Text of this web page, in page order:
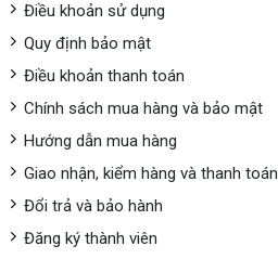
Điều khoản sử dụng
Quy định bảo mật
Điều khoản thanh toán
Chính sách mua hàng và bảo mật
Hướng dẫn mua hàng
Giao nhận, kiểm hàng và thanh toán
Đổi trả và bảo hành
Đăng ký thành viên